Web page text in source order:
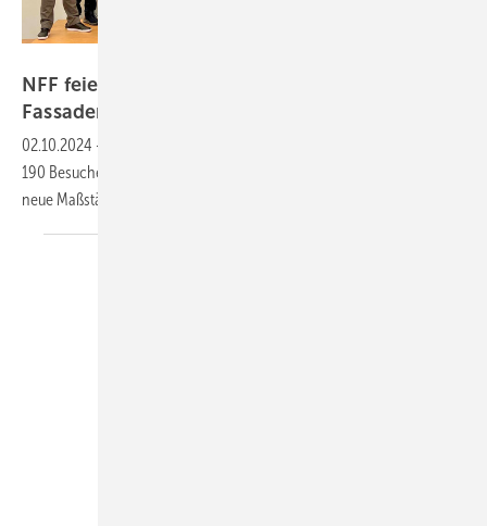
NFF feiert erfolgreichen Auftakt: Fenster- und
Fassadenmesse begeistert im
02.10.2024 -
190 Besuchern und Ausstellern setzt der Nordtreff Fenster Fassade
neue Maßstäbe. Welche Branchentrends standen im